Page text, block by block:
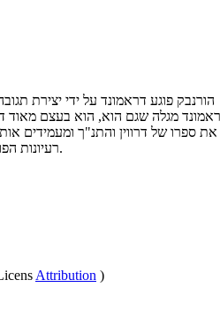
הורנבק פוגע דראמונד על ידי יצירת
מגלה שגם הוא, הוא בעצם מאוד
ספרו של דרווין והתנ"ך ומעמידים
רעיונות הפוצע יוכל להתקיים אחרי הכל.
Attribution )